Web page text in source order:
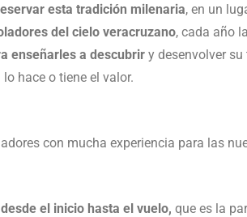
esta tradición milenaria, en un
del cielo veracruzano, cada año
enseñarles a descubrir y desenvolver su
hace o tiene el valor.
con mucha experiencia para las
el inicio hasta el vuelo, que es la